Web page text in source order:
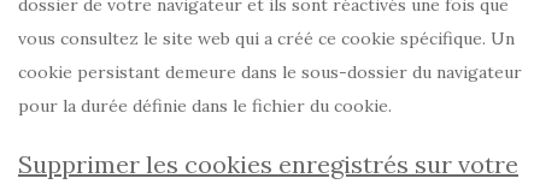
dossier de votre navigateur et ils sont réactivés une fois que
vous consultez le site web qui a créé ce cookie spécifique. Un
cookie persistant demeure dans le sous-dossier du navigateur
pour la durée définie dans le fichier du cookie.
Supprimer les cookies enregistrés sur votre